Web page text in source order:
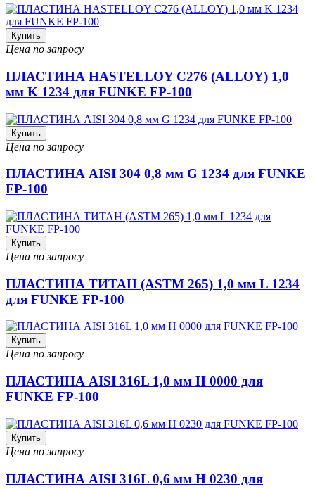
Купить
Цена по запросу
ПЛАСТИНА HASTELLOY C276 (ALLOY) 1,0
мм K 1234 для FUNKE FP-100
Купить
Цена по запросу
ПЛАСТИНА AISI 304 0,8 мм G 1234 для FUNKE
FP-100
Купить
Цена по запросу
ПЛАСТИНА ТИТАН (ASTM 265) 1,0 мм L 1234
для FUNKE FP-100
Купить
Цена по запросу
ПЛАСТИНА AISI 316L 1,0 мм H 0000 для
FUNKE FP-100
Купить
Цена по запросу
ПЛАСТИНА AISI 316L 0,6 мм H 0230 для